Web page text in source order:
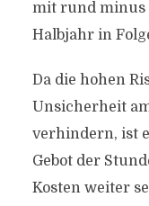
mit rund minus
Halbjahr in
Da die hohen
Unsicherheit
verhindern, ist
Gebot der
Kosten weiter